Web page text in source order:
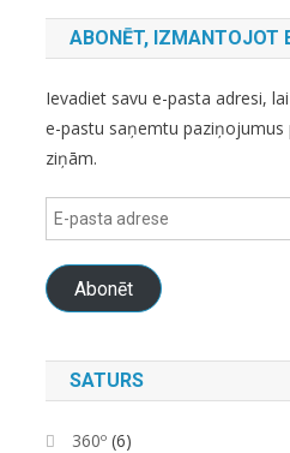
ABONĒT, IZMANTOJOT
Ievadiet savu e-pasta adresi,
e-pastu saņemtu paziņojumus
ziņām.
E-
pasta
adrese
Abonēt
SATURS
360º (6)